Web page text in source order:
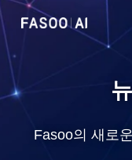
Fasoo의 새로